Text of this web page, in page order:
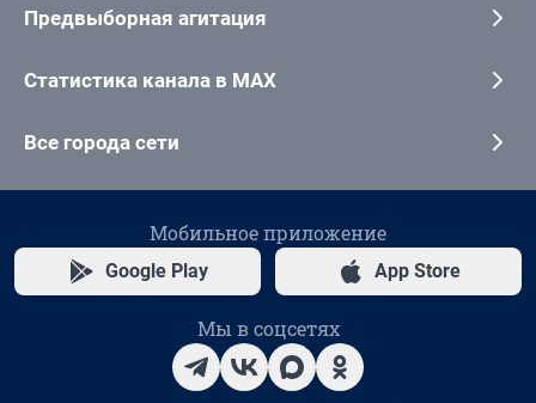
Предвыборная агитация
Статистика канала в MAX
Все города сети
Мобильное приложение
Google Play App Store
Мы в соцсетях